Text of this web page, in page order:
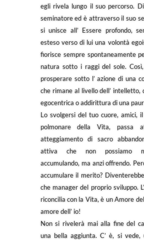
egli rivela lungo il suo percorso.
seminatore ed è attraverso il suo
si unisce all’ Essere profondo,
esteso verso di lui una volontà
fiorisce sempre spontaneamente
natura sotto i raggi del sole.
prosperare sotto l’ azione di una
che rimane al livello dell’ intelletto,
egocentrica o addirittura di una
Lo svolgersi del tuo cuore, amici,
polmonare della Vita, passa
atteggiamento di sacro
attiva che non possiamo
accumulando, ma anzi offrendo.
accumulare il merito?
che manager del proprio sviluppo.
riconcilia con la Vita, è un Amore del
amore dell’ io!
Non si rivelerà mai alla fine del
una bella aggiunta. C’ è, si vede,